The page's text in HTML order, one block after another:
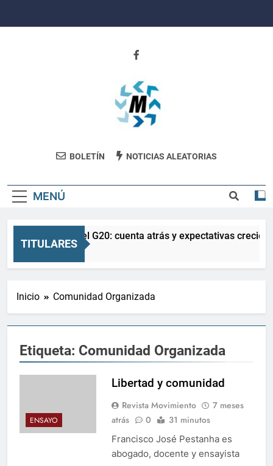
Revista
BOLETÍN NOTICIAS ALEATORIAS
MENÚ
TITULARES
La Salud en el G20: cuenta atrás y expectativas
5 Meses Atrás
Inicio Comunidad Organizada
Etiqueta: Comunidad Organizada
ENSAYO
Libertad y comunidad
Revista Movimiento
7 meses
atrás
0 31 minutos
Francisco José Pestanha es
abogado, docente y ensayista